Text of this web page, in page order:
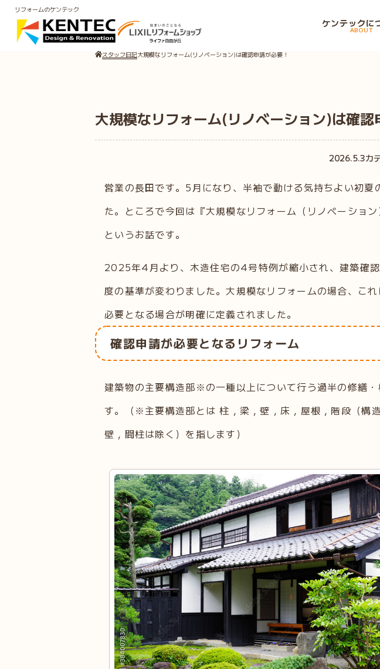
リフォームのケンテック
ケンテックに
ABOUT
スタッフ日記大規模なリフォーム(リノベーション)は確認申請が必要！
大規模なリフォーム(リノベーション)は確認
2026.5.3カ
営業の長田です。5月になり、半袖で動ける気持ちよい初夏
た。ところで今回は『大規模なリフォーム（リノベーション
というお話です。
2025年4月より、木造住宅の4号特例が縮小され、建築確
度の基準が変わりました。大規模なリフォームの場合、こ
必要となる場合が明確に定義されました。
確認申請が必要となるリフォーム
建築物の主要構造部※の一種以上について行う過半の修繕
す。（※主要構造部とは 柱，梁，壁，床，屋根，階段（構
壁，間柱は除く）を指します）